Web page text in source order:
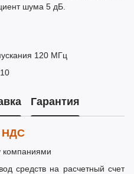
шума 5 дБ.
120 МГц
Гарантия
НДС
компаниями
средств на расчетный счет